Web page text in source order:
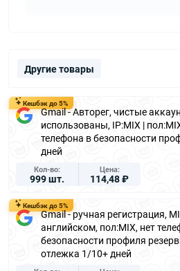
Другие товары
Кешбэк до 5%
Gmail - Авторег, чистые
использованы, IP:MIX |
телефона в безопасности
дней
Кол-во
999 шт.
Цена
114,48 ₽
Кешбэк до 5%
Gmail - ручная регистрация,
английском, пол:MIX, нет
безопасности профиля
отлежка 1/10+ дней